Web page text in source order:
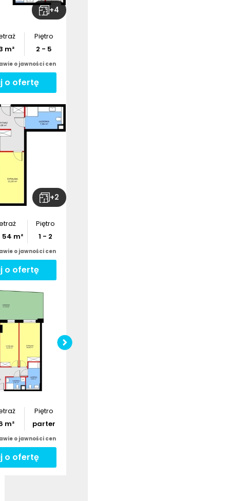
+4
m²
Piętro
2 - 5
o jawności cen
o ofertę
+2
54 m²
Piętro
1 - 2
o jawności cen
o ofertę
wymiary
rzut
m²
Piętro
parter
o jawności cen
o ofertę